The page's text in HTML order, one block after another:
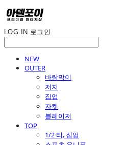
LOG IN 로그인
NEW
OUTER
바람막이
저지
집업
자켓
블레이저
TOP
1/2 티, 집업